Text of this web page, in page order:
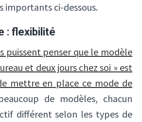
importants ci-dessous.
: flexibilité
puissent penser que le modèle
et deux jours chez soi » est
mettre en place ce mode de
de modèles, chacun
différent selon les types de